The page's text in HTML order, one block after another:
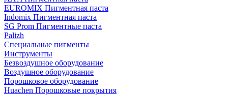
EUROMIX Пигментная паста
Indomix Пигментная паста
SG Prom Пигментные паста
Palizh
Специальные пигменты
Инструменты
Безвоздушное оборудование
Воздушное оборудование
Порошковое оборудование
Huachen Порошковые покрытия